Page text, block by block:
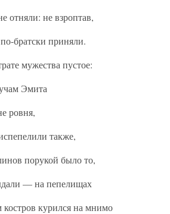
отняли: не взроптав,
братски приняли.
мужества пустое:
Эмита
ровня,
также,
порукой было то,
— на пепелищах
курился на мнимо